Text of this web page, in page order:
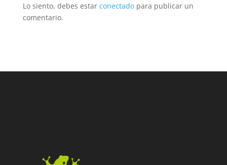
Lo siento, debes estar conectadopara publicar un
comentario.